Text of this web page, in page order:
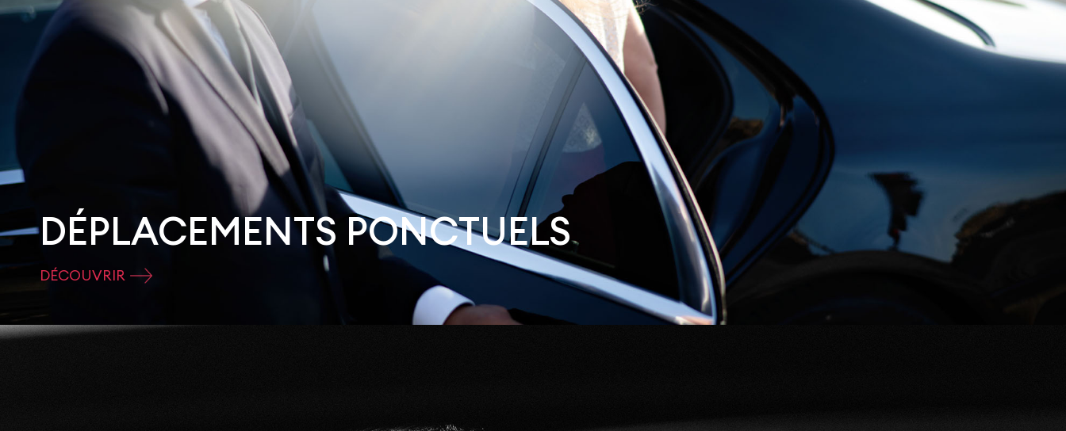
DÉPLACEMENTS PONCTUELS
DÉCOUVRIR